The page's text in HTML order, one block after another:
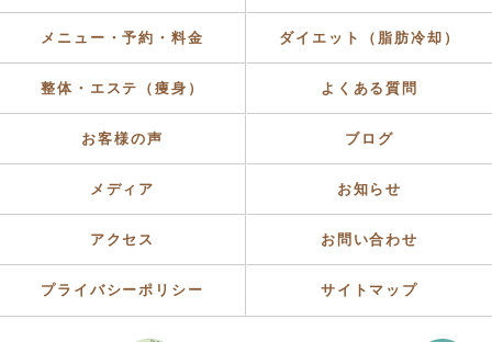
メニュー・予約・料金 ダイエット（脂肪冷却）
整体・エステ（痩身） よくある質問
お客様の声 ブログ
メディア お知らせ
アクセス お問い合わせ
プライバシーポリシー サイトマップ